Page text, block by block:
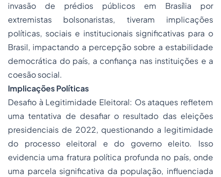
invasão de prédios públicos em Brasília por
extremistas bolsonaristas, tiveram implicações
políticas, sociais e institucionais significativas para o
Brasil, impactando a percepção sobre a estabilidade
democrática do país, a confiança nas instituições e a
coesão social.
Implicações Políticas
Desafio à Legitimidade Eleitoral: Os ataques refletem
uma tentativa de desafiar o resultado das eleições
presidenciais de 2022, questionando a legitimidade
do processo eleitoral e do governo eleito. Isso
evidencia uma fratura política profunda no país, onde
uma parcela significativa da população, influenciada